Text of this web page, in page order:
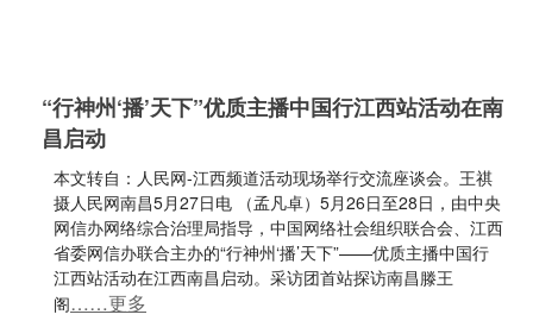
“行神州‘播’天下”优质主播中国行江西站活动在南
昌启动
本文转自：人民网-江西频道活动现场举行交流座谈会。王祺
摄人民网南昌5月27日电 （孟凡卓）5月26日至28日，由中央
网信办网络综合治理局指导，中国网络社会组织联合会、江西
省委网信办联合主办的“行神州‘播’天下”——优质主播中国行
江西站活动在江西南昌启动。采访团首站探访南昌滕王
阁……更多